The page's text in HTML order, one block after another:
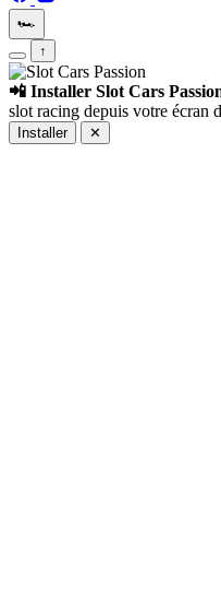
🏎️
↑
📲 Installer Slot Cars
slot racing depuis votre écran
Installer ✕